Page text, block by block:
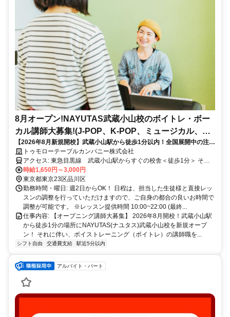
8月オープン!NAYUTAS武蔵小山校のボイトレ・ボー
カル講師大募集!(J-POP、K-POP、ミュージカル、話
し方、弾き語りetc)
【2026年8月新規開校】武蔵小山駅から徒歩1分以内！全国展開中の注目
のボイトレ・ダンススクールNAYUTAS（ナユタス）が武蔵小山に初上
陸!!
トゥモローテーブルカンパニー株式会社
アクセス: 東急目黒線 武蔵小山駅からすぐの校舎＜徒歩1分＞ その
他交通手段 東急目黒線 不動前駅 電車2分 東急目黒線 西小山駅
電車1分 JR 目黒駅 電車6分 東急池上線 戸越銀座駅 徒歩18分 /
自転車だと7分 東急東横線 学芸大学駅 徒歩28分 / 自転車だと10分
南北線、三田線、大井町線、田園都市線などからもアクセス良好で
す。 武蔵小山駅を出てバスロータリーのすぐそばにある、ミスター
ドーナツが１階にあるビルの４階です。目黒、戸越、学芸大学周辺な
どからも自転車で10分〜15分の距離にあります♪
時給1,650円～3,000円
東京都東京23区品川区
勤務時間・曜日: 週2日からOK！ 日程は、担当した生徒様と直接レッ
スンの調整を行っていただけますので、ご自身の都合の良いお時間で
調整が可能です。 ※レッスン提供時間 10:00~22:00 (最終...
仕事内容: 【オープニング講師大募集】 2026年8月開校！武蔵小山駅
から徒歩1分の場所にNAYUTAS(ナユタス)武蔵小山校を新規オープ
ン！ それに伴い、ボイストレーニング（ボイトレ）の講師職を...
シフト自由 交通費支給 駅近5分以内
アルバイト・パート